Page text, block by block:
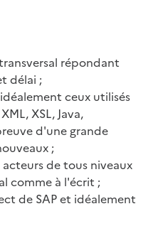
répondant
délai ;
ceux utilisés
XSL, Java,
d'une grande
;
de tous niveaux
comme à l'écrit ;
de SAP et idéalement